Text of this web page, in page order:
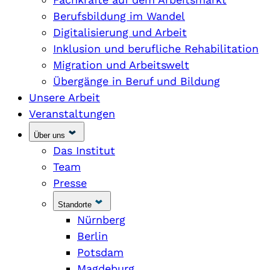
Berufsbildung im Wandel
Digitalisierung und Arbeit
Inklusion und berufliche Rehabilitation
Migration und Arbeitswelt
Übergänge in Beruf und Bildung
Unsere Arbeit
Veranstaltungen
Über uns
Das Institut
Team
Presse
Standorte
Nürnberg
Berlin
Potsdam